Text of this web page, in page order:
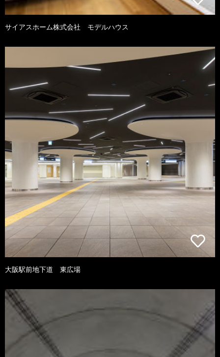
サイアスホーム株式会社 モデルハウス
大阪駅前地下道 東広場